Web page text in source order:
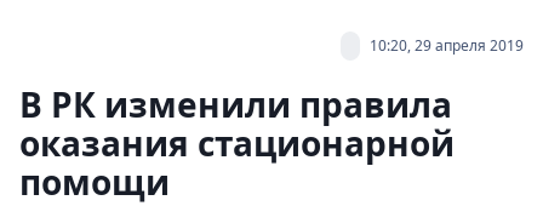
10:20, 29 апреля 2019
В РК изменили правила
оказания стационарной
помощи